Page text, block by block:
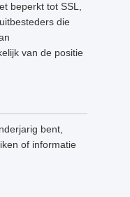
beperkt tot SSL,
die
van de positie
bent,
of informatie